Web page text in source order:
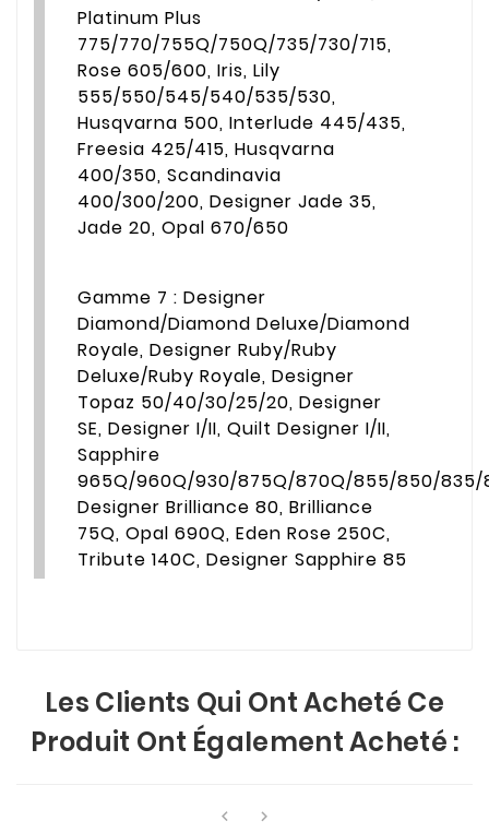
Platinum Plus
775/770/755Q/750Q/735/730/715,
Rose 605/600, Iris, Lily
555/550/545/540/535/530,
Husqvarna 500, Interlude 445/435,
Freesia 425/415, Husqvarna
400/350, Scandinavia
400/300/200, Designer Jade 35,
Jade 20, Opal 670/650
Gamme 7 : Designer
Diamond/Diamond Deluxe/Diamond
Royale, Designer Ruby/Ruby
Deluxe/Ruby Royale, Designer
Topaz 50/40/30/25/20, Designer
SE, Designer I/II, Quilt Designer I/II,
Sapphire
965Q/960Q/930/875Q/870Q/855/850/835/
Designer Brilliance 80, Brilliance
75Q, Opal 690Q, Eden Rose 250C,
Tribute 140C, Designer Sapphire 85
Les Clients Qui Ont Acheté Ce
Produit Ont Également Acheté :
 